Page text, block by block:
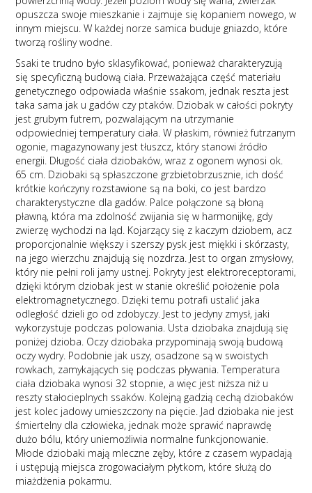
opuszcza swoje mieszkanie i zajmuje się kopaniem nowego, w
innym miejscu. W każdej norze samica buduje gniazdo, które
tworzą rośliny wodne.
Ssaki te trudno było sklasyfikować, ponieważ charakteryzują
się specyficzną budową ciała. Przeważająca część materiału
genetycznego odpowiada właśnie ssakom, jednak reszta jest
taka sama jak u gadów czy ptaków. Dziobak w całości pokryty
jest grubym futrem, pozwalającym na utrzymanie
odpowiedniej temperatury ciała. W płaskim, również futrzanym
ogonie, magazynowany jest tłuszcz, który stanowi źródło
energii. Długość ciała dziobaków, wraz z ogonem wynosi ok.
65 cm. Dziobaki są spłaszczone grzbietobrzusznie, ich dość
krótkie kończyny rozstawione są na boki, co jest bardzo
charakterystyczne dla gadów. Palce połączone są błoną
pławną, która ma zdolność zwijania się w harmonijkę, gdy
zwierzę wychodzi na ląd. Kojarzący się z kaczym dziobem, acz
proporcjonalnie większy i szerszy pysk jest miękki i skórzasty,
na jego wierzchu znajdują się nozdrza. Jest to organ zmysłowy,
który nie pełni roli jamy ustnej. Pokryty jest elektroreceptorami,
dzięki którym dziobak jest w stanie określić położenie pola
elektromagnetycznego. Dzięki temu potrafi ustalić jaka
odległość dzieli go od zdobyczy. Jest to jedyny zmysł, jaki
wykorzystuje podczas polowania. Usta dziobaka znajdują się
poniżej dzioba. Oczy dziobaka przypominają swoją budową
oczy wydry. Podobnie jak uszy, osadzone są w swoistych
rowkach, zamykających się podczas pływania. Temperatura
ciała dziobaka wynosi 32 stopnie, a więc jest niższa niż u
reszty stałocieplnych ssaków. Kolejną gadzią cechą dziobaków
jest kolec jadowy umieszczony na pięcie. Jad dziobaka nie jest
śmiertelny dla człowieka, jednak może sprawić naprawdę
dużo bólu, który uniemożliwia normalne funkcjonowanie.
Młode dziobaki mają mleczne zęby, które z czasem wypadają
i ustępują miejsca zrogowaciałym płytkom, które służą do
miażdżenia pokarmu.